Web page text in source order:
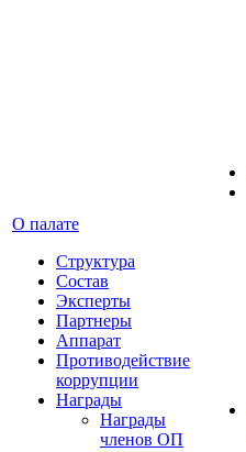
О палате
Структура
Состав
Эксперты
Партнеры
Аппарат
Противодействие
коррупции
Награды
Награды
членов ОП